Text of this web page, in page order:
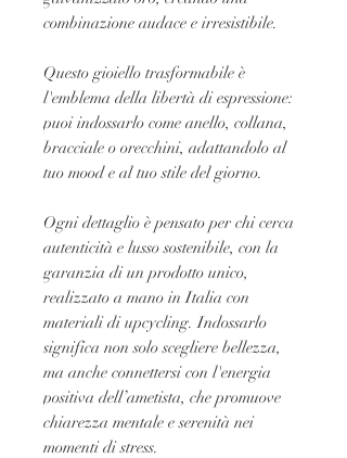
combinazione audace e irresistibile.
Questo gioiello trasformabile è
l'emblema della libertà di espressione:
puoi indossarlo come anello, collana,
bracciale o orecchini, adattandolo al
tuo mood e al tuo stile del giorno.
Ogni dettaglio è pensato per chi cerca
autenticità e lusso sostenibile, con la
garanzia di un prodotto unico,
realizzato a mano in Italia con
materiali di upcycling. Indossarlo
significa non solo scegliere bellezza,
ma anche connettersi con l'energia
positiva dell’ametista, che promuove
chiarezza mentale e serenità nei
momenti di stress.